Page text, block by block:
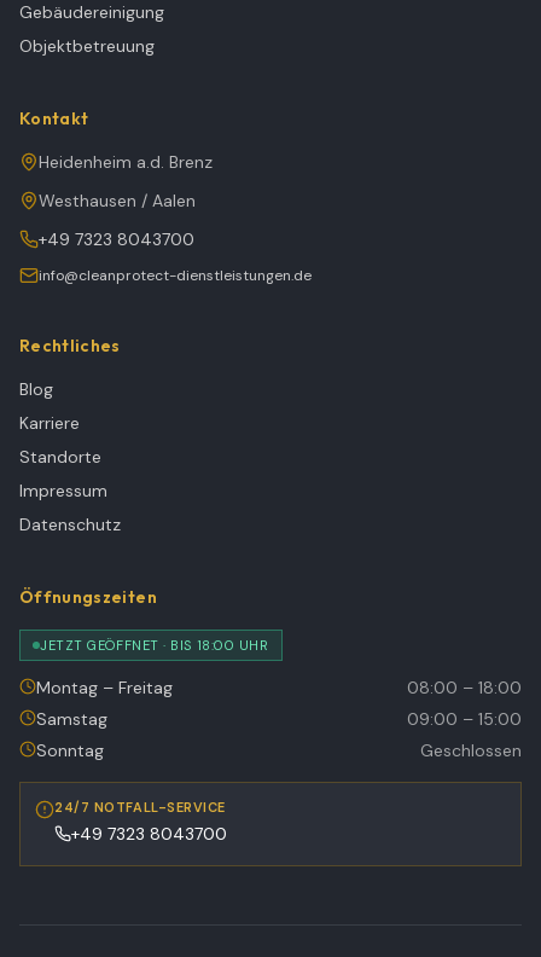
Gebäudereinigung
Objektbetreuung
Kontakt
Heidenheim a.d. Brenz
Westhausen / Aalen
+49 7323 8043700
info@cleanprotect-dienstleistungen.de
Rechtliches
Blog
Karriere
Standorte
Impressum
Datenschutz
Öffnungszeiten
JETZT GEÖFFNET · BIS 18:00 UHR
Montag – Freitag
08:00 – 18:00
Samstag
09:00 – 15:00
Sonntag
Geschlossen
24/7 NOTFALL-SERVICE
+49 7323 8043700